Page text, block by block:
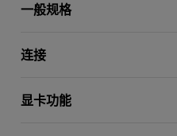
一般规格
连接
显卡功能